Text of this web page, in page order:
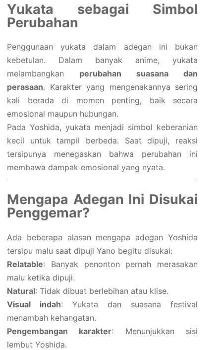
Yukata sebagai Simbol
Perubahan
Penggunaan yukata dalam adegan ini bukan
kebetulan. Dalam banyak anime, yukata
melambangkan perubahan suasana dan
perasaan. Karakter yang mengenakannya sering
kali berada di momen penting, baik secara
emosional maupun hubungan.
Pada Yoshida, yukata menjadi simbol keberanian
kecil untuk tampil berbeda. Saat dipuji, reaksi
tersipunya menegaskan bahwa perubahan ini
membawa dampak emosional yang nyata.
Mengapa Adegan Ini Disukai
Penggemar?
Ada beberapa alasan mengapa adegan Yoshida
tersipu malu saat dipuji Yano begitu disukai:
Relatable: Banyak penonton pernah merasakan
malu ketika dipuji.
Natural: Tidak dibuat berlebihan atau klise.
Visual indah: Yukata dan suasana festival
menambah kehangatan.
Pengembangan karakter: Menunjukkan sisi
lembut Yoshida.